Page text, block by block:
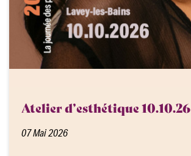
Atelier d’esthétique 10.10.26
07 Mai 2026